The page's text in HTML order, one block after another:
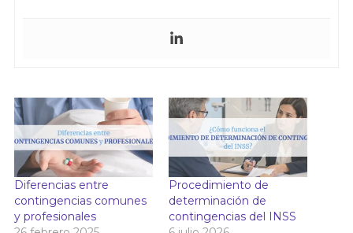
Diferencias entre
contingencias comunes
y profesionales
Procedimiento de
determinación de
contingencias del INSS